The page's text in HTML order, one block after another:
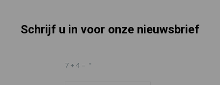
Schrijf u in voor onze nieuwsbrief
7 + 4 = *